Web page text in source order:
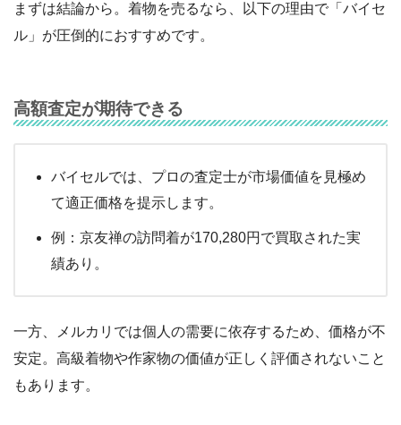
まずは結論から。着物を売るなら、以下の理由で「バイセ
ル」が圧倒的におすすめです。
高額査定が期待できる
バイセルでは、プロの査定士が市場価値を見極め
て適正価格を提示します。
例：京友禅の訪問着が170,280円で買取された実
績あり。
一方、メルカリでは個人の需要に依存するため、価格が不
安定。高級着物や作家物の価値が正しく評価されないこと
もあります。